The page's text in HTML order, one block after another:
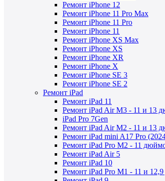
Ремонт iPhone 12
Ремонт iPhone 11 Pro Max
Ремонт iPhone 11 Pro
Ремонт iPhone 11
Ремонт iPhone XS Max
Ремонт iPhone XS
Ремонт iPhone XR
Ремонт iPhone X
Ремонт iPhone SE 3
Ремонт iPhone SE 2
Ремонт iPad
Ремонт iPad 11
Ремонт iPad Air M3 - 11 и 13
iPad Pro 7Gen
Ремонт iPad Air M2 - 11 и 13
Ремонт iPad mini A17 Pro
Ремонт iPad Pro M2 - 11
Ремонт iPad Air 5
Ремонт iPad 10
Ремонт iPad Pro M1 - 11 и